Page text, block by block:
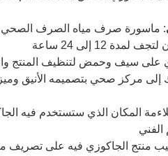
: ماسورة صرف مياه الصرف الصحي مقاس 50 مم، كابلات كهربائية 3 × 2.5، توصيلات
12 إلى 24 ساعة
على سيف وحمض لتنظيف المنتج
إلى مركز صحي بتصميمه الأنيق
المكان الذي ستستخدم فيه
تصريف مياه الصرف الصحي بقطر 50 مم، وكابلات